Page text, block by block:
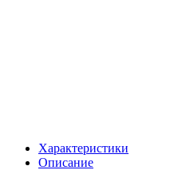
Характеристики
Описание